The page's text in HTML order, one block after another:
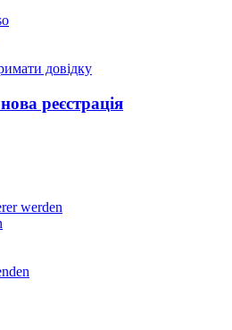
довідку
реєстрація
werden